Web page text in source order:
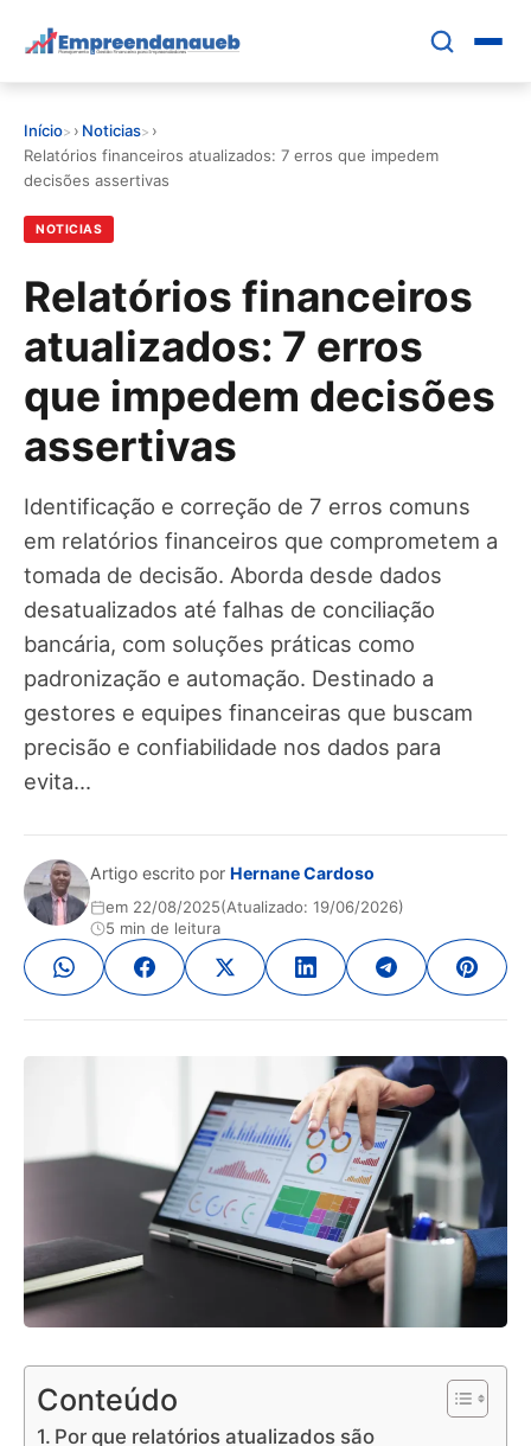
para
principal
EDUCAR E CRESCER
CONTROLE FINANCEIRO
FERRAMENTAS
GESTÃO FINANCEIRA
Início › Noticias
›
Relatórios financeiros atualizados: 7 erros que impedem
decisões assertivas
NOTICIAS
Relatórios financeiros
atualizados: 7 erros
que impedem decisões
assertivas
Identificação e correção de 7 erros comuns
em relatórios financeiros que comprometem a
tomada de decisão. Aborda desde dados
desatualizados até falhas de conciliação
bancária, com soluções práticas como
padronização e automação. Destinado a
gestores e equipes financeiras que buscam
precisão e confiabilidade nos dados para
evita...
Artigo escrito por Hernane Cardoso
em 22/08/2025(Atualizado: 19/06/2026)
5 min de leitura
Conteúdo
Por que relatórios atualizados são